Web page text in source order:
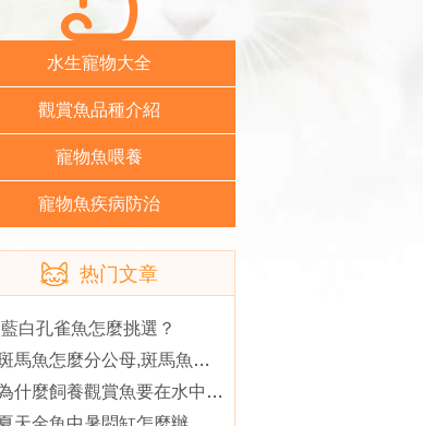
水生寵物大全
觀賞魚品種介紹
寵物魚喂養
寵物魚疾病防治
热门文章
藍白孔雀魚怎麼挑選？
斑馬魚怎麼分公母,斑馬魚飼養
為什麼飼養觀賞魚要在水中加鹽,魚缸加鹽有什麼用